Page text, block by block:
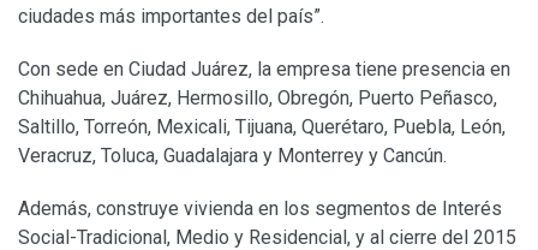
ciudades más importantes del país”.
Con sede en Ciudad Juárez, la empresa tiene presencia en
Chihuahua, Juárez, Hermosillo, Obregón, Puerto Peñasco,
Saltillo, Torreón, Mexicali, Tijuana, Querétaro, Puebla, León,
Veracruz, Toluca, Guadalajara y Monterrey y Cancún.
Además, construye vivienda en los segmentos de Interés
Social-Tradicional, Medio y Residencial, y al cierre del 2015